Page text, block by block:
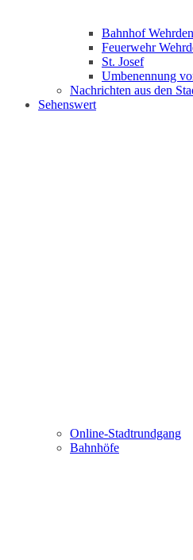
Bahnhof Wehrden
Feuerwehr
St. Josef
Umbenennung
Nachrichten aus den
Sehenswert
Online-Stadtrundgang
Bahnhöfe